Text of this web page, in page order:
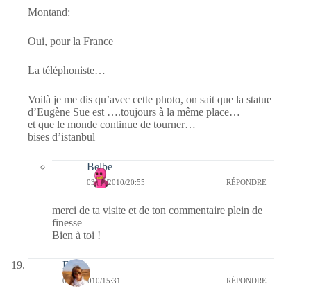
Montand:
Oui, pour la France
La téléphoniste…
Voilà je me dis qu’avec cette photo, on sait que la statue
d’Eugène Sue est ….toujours à la même place…
et que le monde continue de tourner…
bises d’istanbul
Belbe
03/03/2010/20:55 RÉPONDRE
merci de ta visite et de ton commentaire plein de
finesse
Bien à toi !
Elisa
03/03/2010/15:31 RÉPONDRE